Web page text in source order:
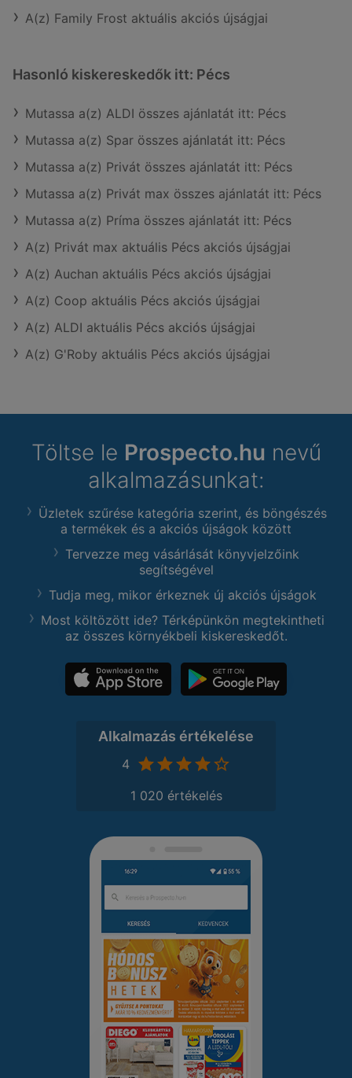
A(z) Family Frost aktuális akciós újságjai
Hasonló kiskereskedők itt: Pécs
Mutassa a(z) ALDI összes ajánlatát itt: Pécs
Mutassa a(z) Spar összes ajánlatát itt: Pécs
Mutassa a(z) Privát összes ajánlatát itt: Pécs
Mutassa a(z) Privát max összes ajánlatát itt: Pécs
Mutassa a(z) Príma összes ajánlatát itt: Pécs
A(z) Privát max aktuális Pécs akciós újságjai
A(z) Auchan aktuális Pécs akciós újságjai
A(z) Coop aktuális Pécs akciós újságjai
A(z) ALDI aktuális Pécs akciós újságjai
A(z) G'Roby aktuális Pécs akciós újságjai
Töltse le Prospecto.hu nevű
alkalmazásunkat:
Üzletek szűrése kategória szerint, és böngészés
a termékek és a akciós újságok között
Tervezze meg vásárlását könyvjelzőink
segítségével
Tudja meg, mikor érkeznek új akciós újságok
Most költözött ide? Térképünkön megtekintheti
az összes környékbeli kiskereskedőt.
Alkalmazás értékelése
4
1 020 értékelés